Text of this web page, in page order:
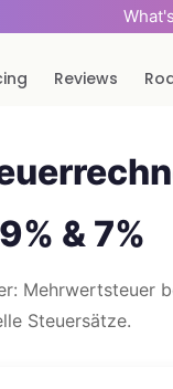
Reviews
& 7%
Mehrwertsteuer
Steuersätze.